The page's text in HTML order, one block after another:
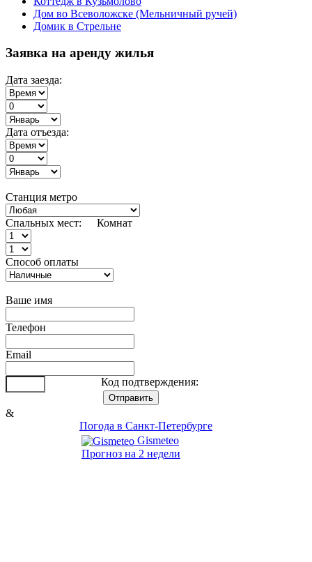
Дом во Всеволожске (Мельничный ручей)
Домик в Стрельне
Заявка на аренду жилья
Дата заезда:
Дата отъезда:
Станция метро
Спальных мест: Комнат
Способ оплаты
Ваше имя
Телефон
Email
Код подтверждения:
&
Погода в Санкт-Петербурге
Gismeteo
Прогноз на 2 недели